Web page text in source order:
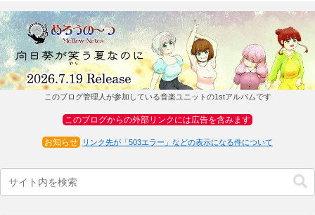
このブログ管理人が参加している音楽ユニットの1stアルバムです
このブログからの外部リンクには広告を含みます
お知らせ リンク先が「503エラー」などの表示になる件について